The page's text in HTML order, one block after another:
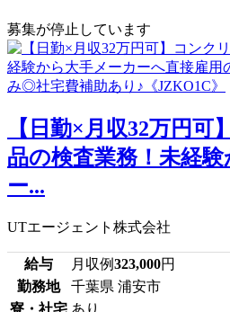
募集が停止しています
【日勤×月収32万円
品の検査業務！未経
ー...
UTエージェント株式会社
給与 月収例323,000円
勤務地
千葉県 浦安市
寮・社宅 あり